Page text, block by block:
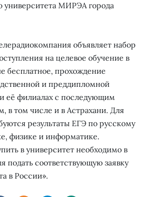
университета МИРЭА города
объявляет набор
на целевое обучение в
бесплатное, прохождение
и преддипломной
её филиалах с последующим
в том числе и в Астрахани. Для
результаты ЕГЭ по русскому
физике и информатике.
в университет необходимо в
подать соответствующую заявку
в России».